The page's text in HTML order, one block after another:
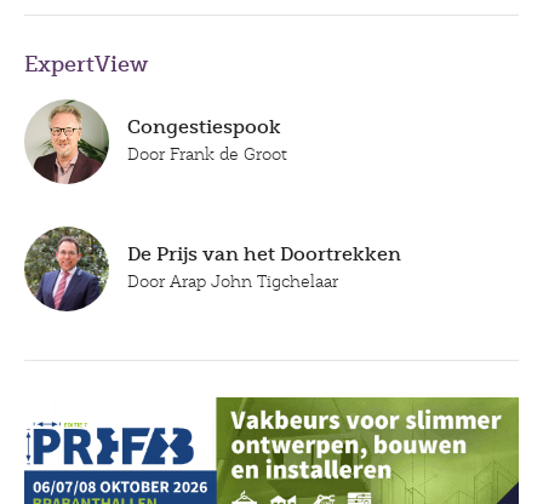
ExpertView
Congestiespook
Door Frank de Groot
De Prijs van het Doortrekken
Door Arap John Tigchelaar